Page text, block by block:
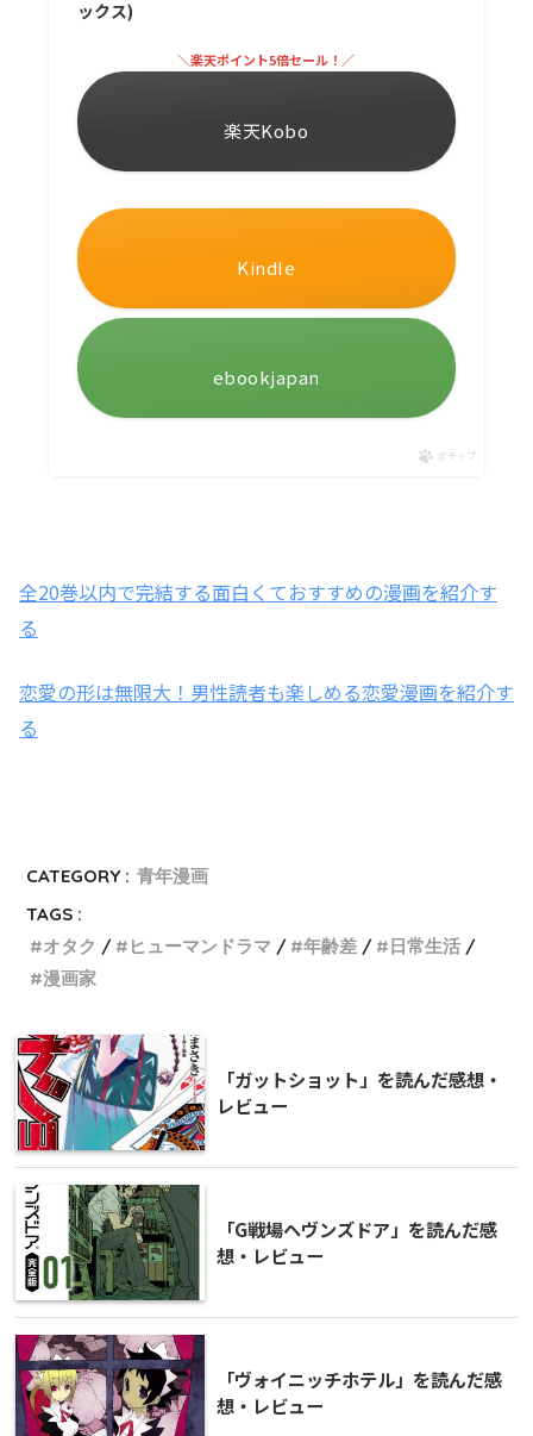
ックス)
Kindle
＼楽天ポイント5倍セール！／
楽天Kobo
ebookjapan
ポチップ
全20巻以内で完結する面白くておすすめの漫画を紹介す
る
恋愛の形は無限大！男性読者も楽しめる恋愛漫画を紹介す
る
CATEGORY : 青年漫画
TAGS :
オタク
ヒューマンドラマ 年齢差
日常生活
漫画家
「ガットショット」を読んだ感想・
レビュー
「G戦場ヘヴンズドア」を読んだ感
想・レビュー
「ヴォイニッチホテル」を読んだ感
想・レビュー